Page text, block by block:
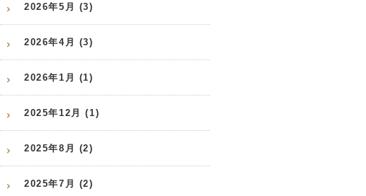
2026年5月 (3)
2026年4月 (3)
2026年1月 (1)
2025年12月 (1)
2025年8月 (2)
2025年7月 (2)